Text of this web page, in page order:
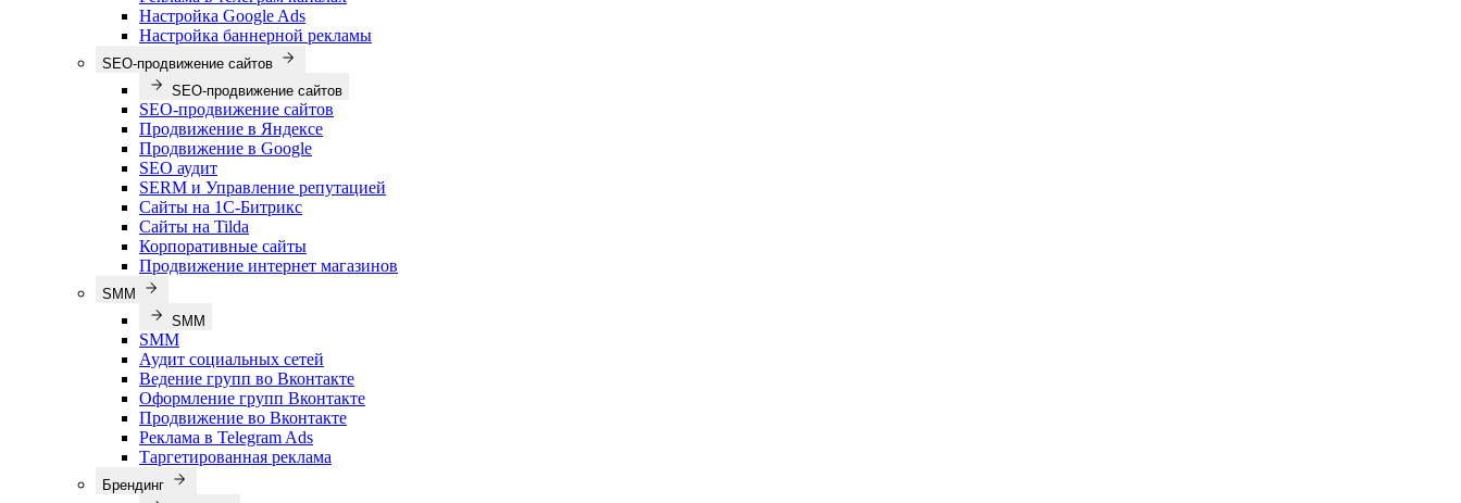
Настройка Google Ads
Настройка баннерной рекламы
SEO-продвижение сайтов
SEO-продвижение сайтов
SEO-продвижение сайтов
Продвижение в Яндексе
Продвижение в Google
SEO аудит
SERM и Управление репутацией
Сайты на 1С-Битрикс
Сайты на Tilda
Корпоративные сайты
Продвижение интернет магазинов
SMM
SMM
SMM
Аудит социальных сетей
Ведение групп во Вконтакте
Оформление групп Вконтакте
Продвижение во Вконтакте
Реклама в Telegram Ads
Таргетированная реклама
Брендинг